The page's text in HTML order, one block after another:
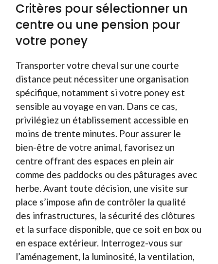
Critères pour sélectionner un
centre ou une pension pour
votre poney
Transporter votre cheval sur une courte
distance peut nécessiter une organisation
spécifique, notamment si votre poney est
sensible au voyage en van. Dans ce cas,
privilégiez un établissement accessible en
moins de trente minutes. Pour assurer le
bien-être de votre animal, favorisez un
centre offrant des espaces en plein air
comme des paddocks ou des pâturages avec
herbe. Avant toute décision, une visite sur
place s’impose afin de contrôler la qualité
des infrastructures, la sécurité des clôtures
et la surface disponible, que ce soit en box ou
en espace extérieur. Interrogez-vous sur
l’aménagement, la luminosité, la ventilation,